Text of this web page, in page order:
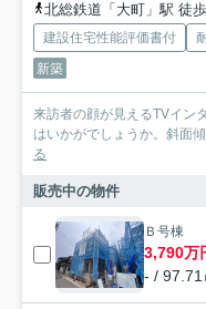
北総鉄道「大町」駅 徒
建設住宅性能評価書付
新築
来訪者の顔が見えるTVイン
はいかがでしょうか。斜面
る
販売中の物件
Ｂ号棟
3,790万
- / 97.71